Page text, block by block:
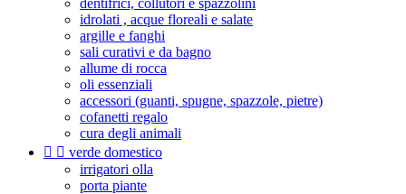
dentifrici, collutori e spazzolini
idrolati , acque floreali e salate
argille e fanghi
sali curativi e da bagno
allume di rocca
oli essenziali
accessori (guanti, spugne, spazzole, pietre)
cofanetti regalo
cura degli animali
  verde domestico
irrigatori olla
porta piante